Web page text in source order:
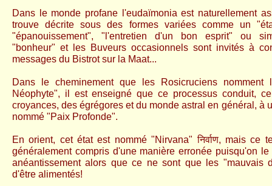
Dans le monde profane l'eudaïmonia est naturellement
trouve décrite sous des formes variées comme un
"épanouissement", "l'entretien d'un bon esprit" ou
"bonheur" etles Buveurs occasionnels sont invités à
messages du Bistrot sur la Maat...
Dans le cheminement que les Rosicruciens nomment
Néophyte", il est enseigné que ce processus conduit,
croyances, des égrégores et du monde astral en général, à
nommé "Paix Profonde".
En orient, cet état est nommé "Nirvana" निर्वाण, mais ce
généralement compris d'une manière erronée puisqu'on
anéantissement alors que ce ne sont que les "mauvais
d'être alimentés!